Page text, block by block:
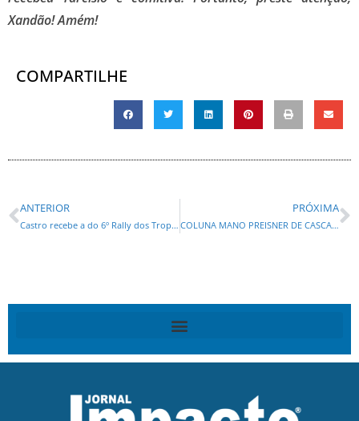
Xandão! Amém!
COMPARTILHE
ANTERIOR
Castro recebe a do 6º Rally dos Tropeiros neste sábado (11)
PRÓXIMA
COLUNA MANO PREISNER DE CASCAVEL: REAGE, RENATO SILVA!!!